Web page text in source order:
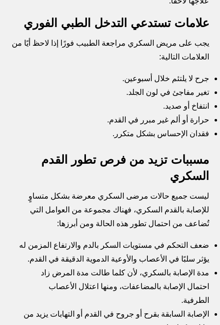
علامات تستدعي التدخل الطبي الفوري
يجب على مريض السكري مراجعة الطبيب فورًا إذا لاحظ أيًا من
العلامات التالية:
جرح لا يلتئم خلال أسبوعين.
تغير مفاجئ في لون الجلد.
انتفاخ أو صديد.
حرارة أو ألم غير مبرر في القدم.
فقدان الإحساس بشكل متكرر.
مسببات تزيد من فرص تطور القدم
السكري
ليست جميع حالات مرضى السكري معرضة بشكل متساوٍ
للإصابة بالقدم السكري، فهناك مجموعة من العوامل التي
تُضاعف من احتمال تطور هذه الحالة ومن أبرزها:
ضعف التحكم في مستويات السكر بالدم والارتفاع المزمن له
يؤثر سلبًا في الأعصاب والأوعية الدموية الدقيقة في القدم.
مدة الإصابة بالسكري، لأن كلما طالت مدة المرض زاد
احتمال الإصابة بالمضاعفات، ومنها اعتلال الأعصاب
الطرفية.
الإصابة السابقة بقرح أو جروح في القدم أو التهابات يزيد من